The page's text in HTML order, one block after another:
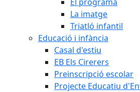
La imatge
Triatló infantil
Educació i infància
Casal d'estiu
EB Els Cirerers
Preinscripció escolar
Projecte Educatiu